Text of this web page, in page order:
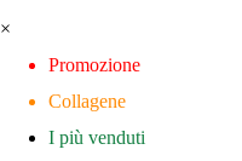
×
Promozione
Collagene
I più venduti